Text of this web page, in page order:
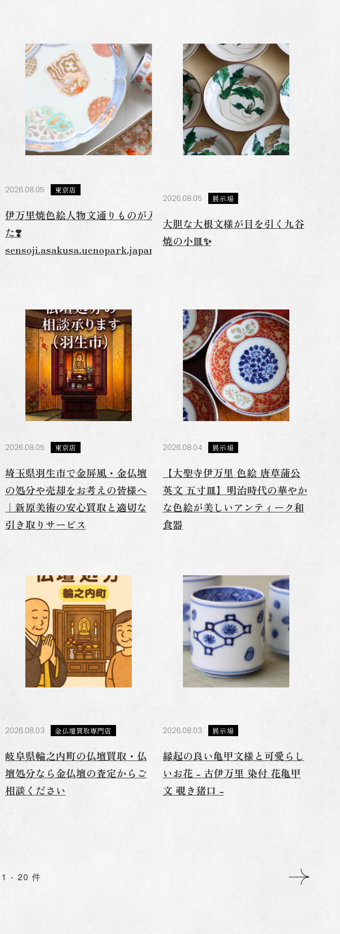
お問い合わせ
フリーダイヤル 24時間対応
0120-962-856
antique shop樹 11:00～16:00
0766-73-2171
東京店
03-6284-4649
Webでお問い合わせ
富山高岡本店
東京店
2026.08.05 東京店
伊万里焼色絵人物文通りものが入荷しまし
た❣️
sensoji.asakusa.uenopark.japanesesouvenir
2026.08.05 展示場
大胆な大根文様が目を引く九谷
焼の小皿✨
2026.08.05 東京店
埼玉県羽生市で金屏風・金仏壇
の処分や売却をお考えの皆様へ
｜新原美術の安心買取と適切な
引き取りサービス
2026.08.04 展示場
【大聖寺伊万里 色絵 唐草蒲公
英文 五寸皿】明治時代の華やか
な色絵が美しいアンティーク和
食器
2026.08.03 金仏壇買取専門店
岐阜県輪之内町の仏壇買取・仏
壇処分なら金仏壇の査定からご
相談ください
2026.08.03 展示場
縁起の良い亀甲文様と可愛らし
いお花 - 古伊万里 染付 花亀甲
文 覗き猪口 -
- 20 件